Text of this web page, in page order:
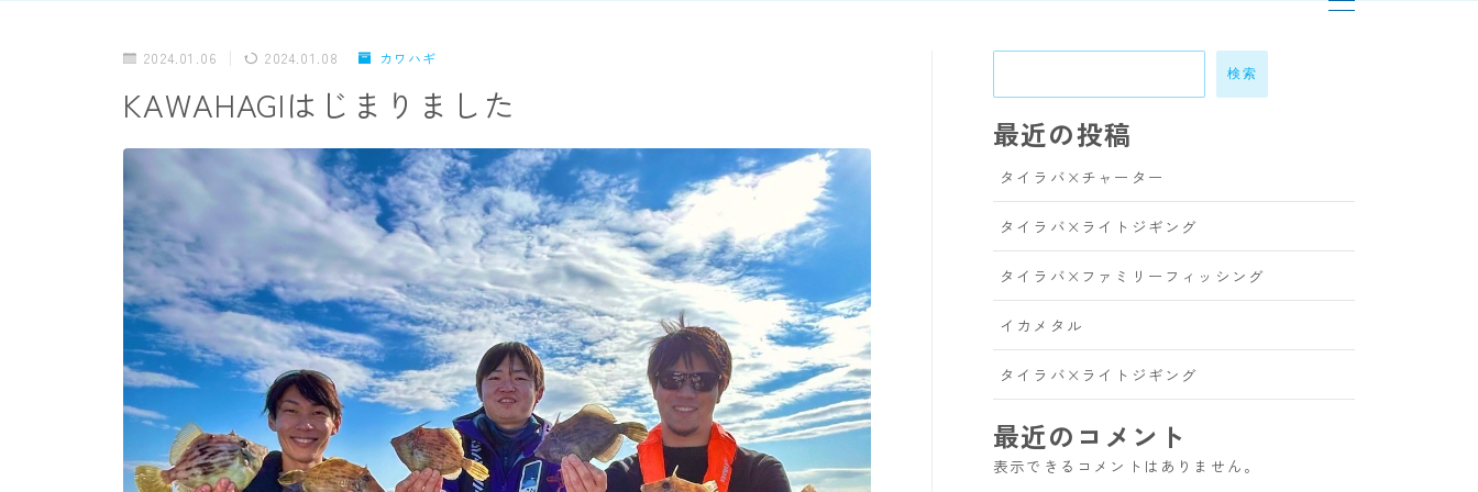
TOPページ
出船までの流れ
最新釣果
船の紹介
乗船料金
2024.01.06 2024.01.08 カワハギ
KAWAHAGIはじまりました
検索
最近の投稿
タイラバ×チャーター
タイラバ×ライトジギング
タイラバ×ファミリーフィッシング
イカメタル
タイラバ×ライトジギング
最近のコメント
表示できるコメントはありません。